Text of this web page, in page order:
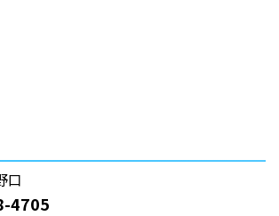
口
4705